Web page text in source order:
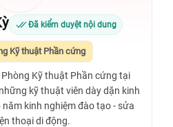
Đã kiểm duyệt nội dung
Kỹ thuật Phần cứng
Phòng Kỹ thuật Phần cứng tại
kỹ thuật viên dày dặn kinh
kinh nghiệm đào tạo - sửa
thoại di động.